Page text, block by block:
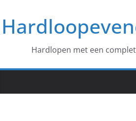
naar
de
Hardlopen met een